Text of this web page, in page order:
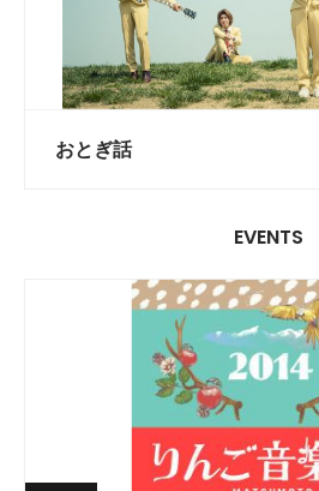
おとぎ話
EVENTS